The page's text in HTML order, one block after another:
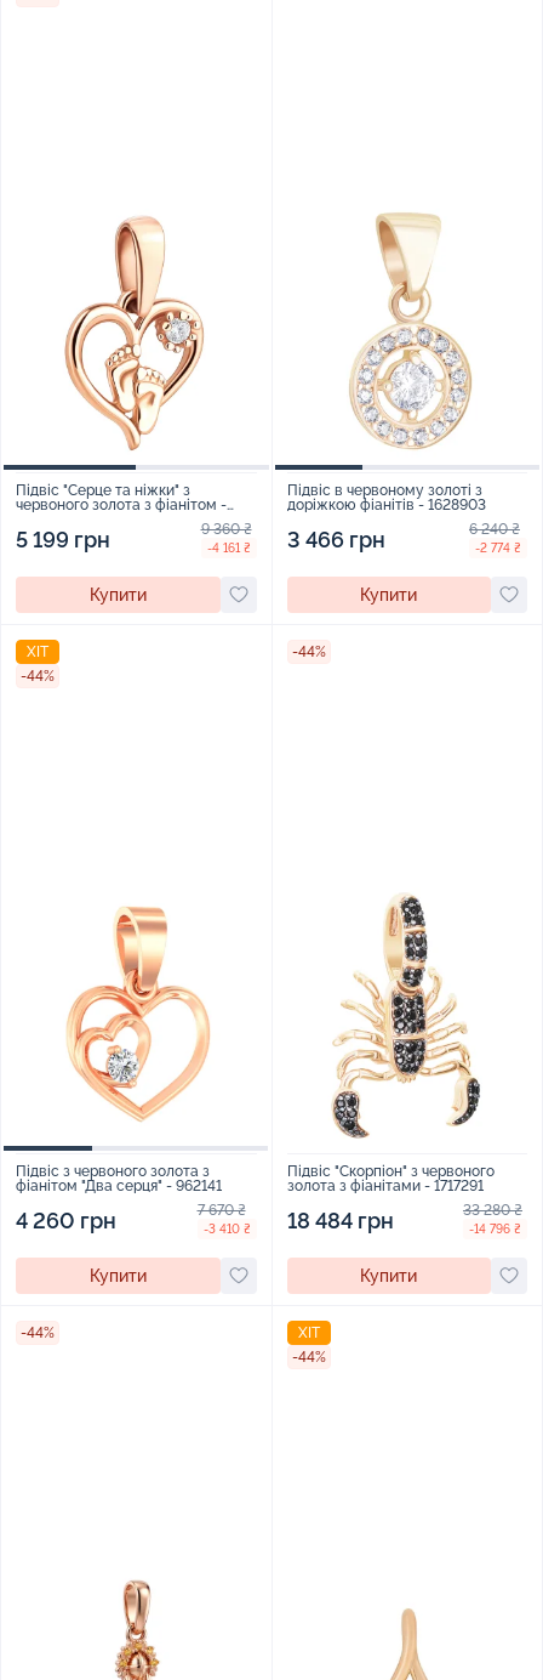
Підвіс "Серце та ніжки" з
червоного золота з фіанітом -
5 199 грн 9 360 ₴
-4 161 ₴
Купити
Підвіс в червоному золоті з
доріжкою фіанітів - 1628903
3 466 грн 6 240 ₴
-2 774 ₴
Купити
ХІТ
-44%
Підвіс з червоного золота з
фіанітом "Два серця" - 962141
4 260 грн 7 670 ₴
-3 410 ₴
Купити
-44%
Підвіс "Скорпіон" з червоного
золота з фіанітами - 1717291
18 484 грн 33 280 ₴
-14 796 ₴
Купити
-44%
ХІТ
-44%